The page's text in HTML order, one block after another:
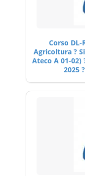
Corso
Agricoltura ?
Ateco A 01-02)
2025